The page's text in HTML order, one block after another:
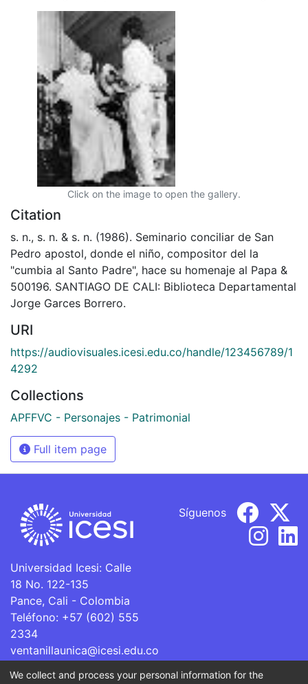
Click on the image to open the gallery.
Citation
s. n., s. n. & s. n. (1986). Seminario conciliar de San
Pedro apostol, donde el niño, compositor del la
"cumbia al Santo Padre", hace su homenaje al Papa &
500196. SANTIAGO DE CALI: Biblioteca Departamental
Jorge Garces Borrero.
URI
https://audiovisuales.icesi.edu.co/handle/123456789/1
4292
Collections
APFFVC - Personajes - Patrimonial
Full item page
Universidad Icesi: Calle
18 No. 122-135
Pance, Cali - Colombia
Teléfono: +57 (602) 555
2334
ventanillaunica@icesi.edu.co
Síguenos
We collect and process your personal information for the